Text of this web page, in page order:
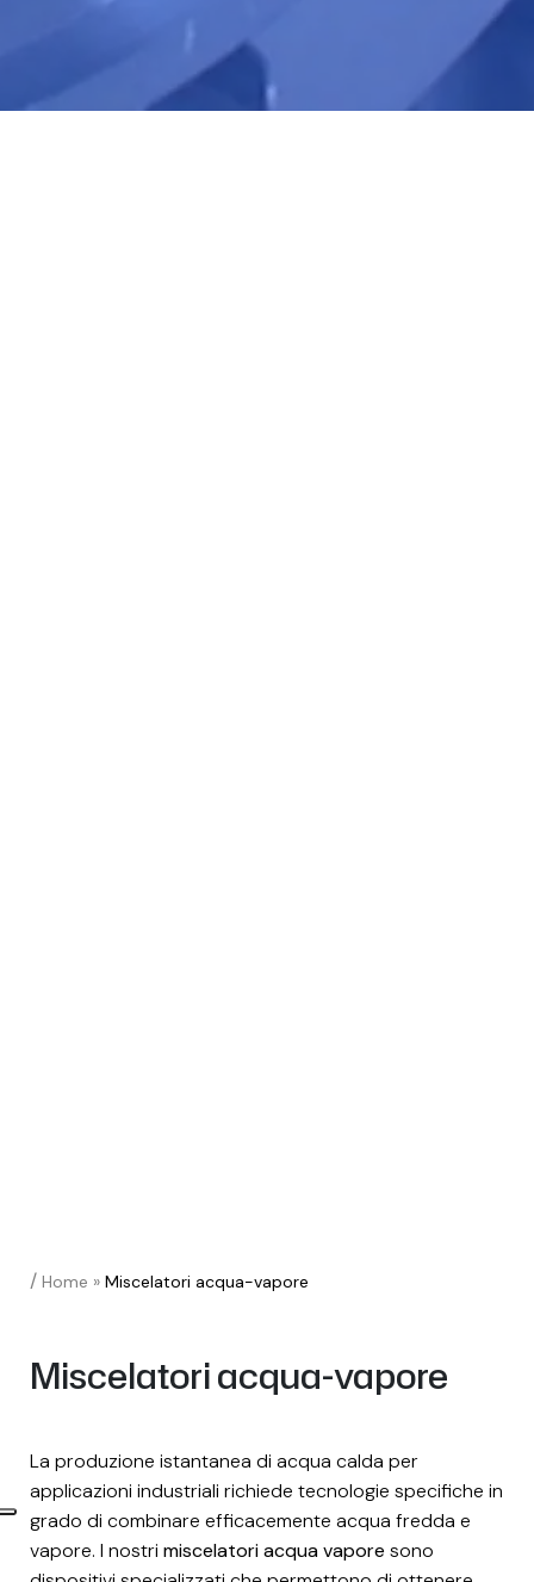
/ Home » Miscelatori acqua-vapore
Miscelatori acqua-vapore
La produzione istantanea di acqua calda per
applicazioni industriali richiede tecnologie specifiche in
grado di combinare efficacemente acqua fredda e
vapore. I nostri miscelatori acqua vapore sono